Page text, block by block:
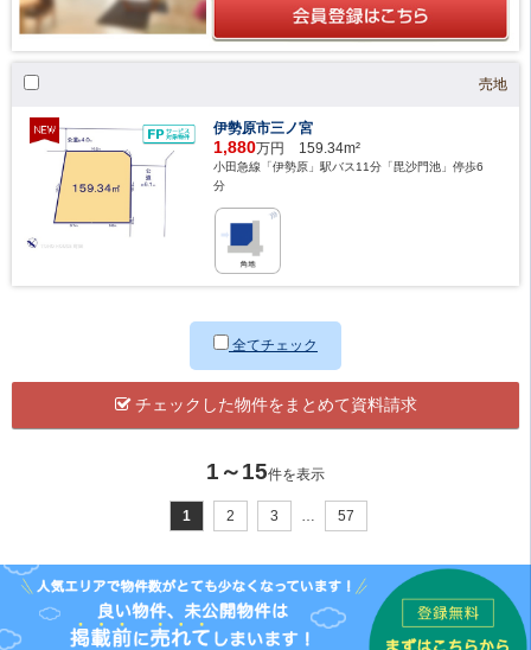
売地
伊勢原市三ノ宮
1,880万円 159.34m²
小田急線「伊勢原」駅バス11分「毘沙門池」停歩6
分
全てチェック
チェックした物件をまとめて資料請求
1～15件を表示
1 2 3 … 57